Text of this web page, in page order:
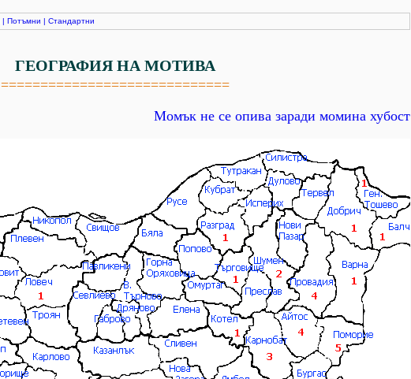
| Потъмни | Стандартни
ГЕОГРАФИЯ НА МОТИВА
=============================
Момък не се опива заради момина хубост